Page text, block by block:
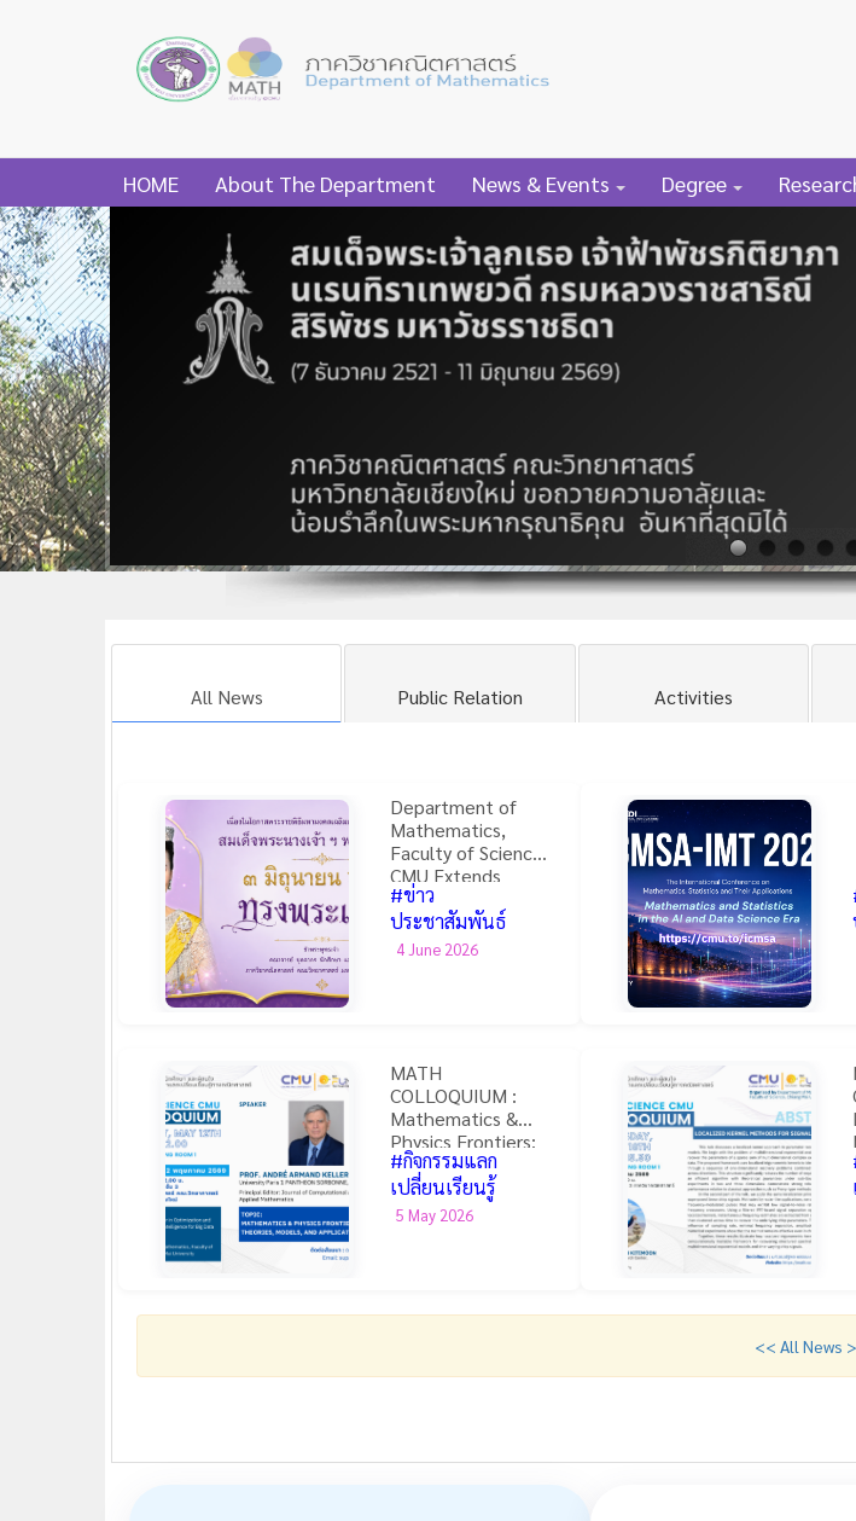
HOME About The Department News & Events Degree
All News Public Relation Activities
Department of
Mathematics,
Faculty of Science,
CMU Extends
Loyal Birthday
Wishes to Her
Majesty the
#ข่าว
ประชาสัมพันธ์
4 June 2026
MATH
COLLOQUIUM :
Mathematics &
Physics Frontiers:
Theories, Models,
and Applications
#กิจกรรมแลก
เปลี่ยนเรียนรู้
5 May 2026
<< All News